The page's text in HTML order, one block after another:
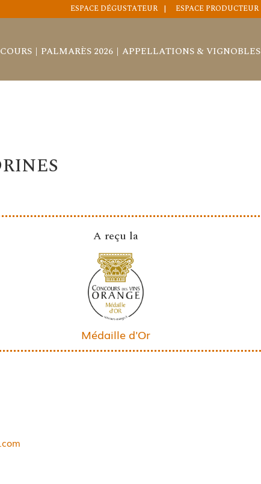
ESPACE DÉGUSTATEUR ESPACE PRODUCTEUR
PALMARÈS 2026 APPELLATIONS & VIGNOBLES
A reçu la
Médaille d'Or